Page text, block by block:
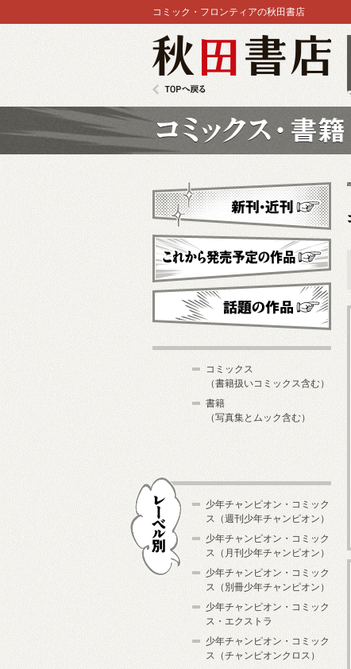
コミック・フロンティアの秋田書店
新刊・近刊
これから発売予定
コミックス
（書籍扱いコミックス含む）
書籍
（写真集とムック含む）
少年チャンピオン・コミック
ス（週刊少年チャンピオン）
少年チャンピオン・コミック
ス（月刊少年チャンピオン）
少年チャンピオン・コミック
ス（別冊少年チャンピオン）
少年チャンピオン・コミック
ス・エクストラ
少年チャンピオン・コミック
ス（チャンピオンクロス）